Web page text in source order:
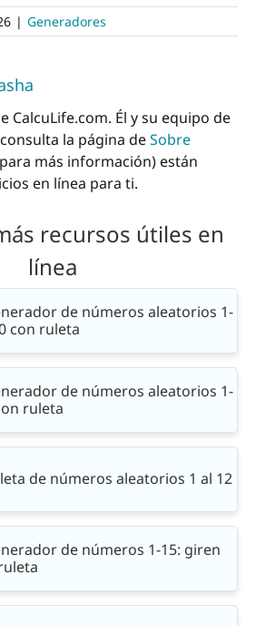
| Generadores
CalcuLife.com. Él y su equipo de
la página deSobre
para más información) están
en línea para ti.
recursos útiles en
línea
de números aleatorios 1-
con ruleta
de números aleatorios 1-
ruleta
de números aleatorios 1 al 12
de números 1-15: giren